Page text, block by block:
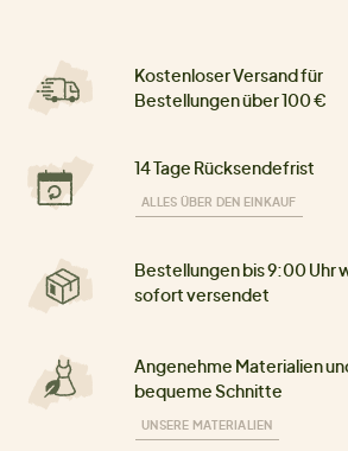
Kostenloser Versand für
Bestellungen über 100 €
14 Tage Rücksendefrist
ALLES ÜBER DEN EINKAUF
Bestellungen bis 9:00 Uhr
sofort versendet
Angenehme Materialien
bequeme Schnitte
UNSERE MATERIALIEN